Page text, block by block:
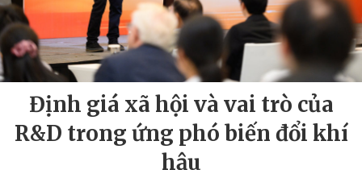
Định giá xã hội và vai trò của
R&D trong ứng phó biến đổi khí
hậu